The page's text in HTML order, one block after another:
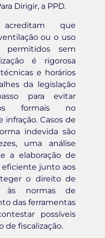
Dirigir, a PPD.
que
ou o uso
sem
é rigorosa
e horários
da legislação
para evitar
formais no
Casos de
indevida são
uma análise
a elaboração de
junto aos
o direito de
às normas de
das ferramentas
possíveis
de fiscalização.